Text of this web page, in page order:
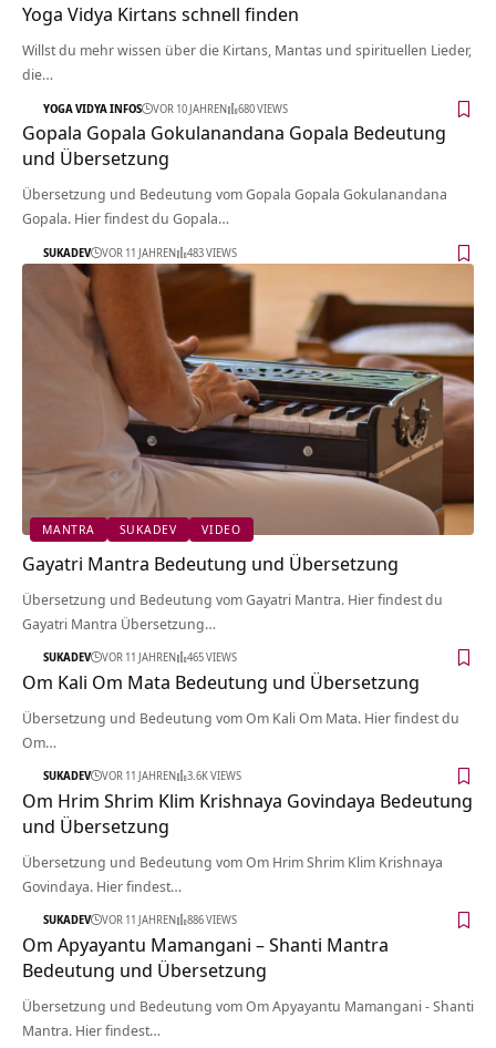
Yoga Vidya Kirtans schnell finden
Willst du mehr wissen über die Kirtans, Mantas und spirituellen Lieder,
die…
YOGA VIDYA INFOS VOR 10 JAHREN 680 VIEWS
Gopala Gopala Gokulanandana Gopala Bedeutung
und Übersetzung
Übersetzung und Bedeutung vom Gopala Gopala Gokulanandana
Gopala. Hier findest du Gopala…
SUKADEV VOR 11 JAHREN 483 VIEWS
MANTRA SUKADEV VIDEO
Gayatri Mantra Bedeutung und Übersetzung
Übersetzung und Bedeutung vom Gayatri Mantra. Hier findest du
Gayatri Mantra Übersetzung…
SUKADEV VOR 11 JAHREN 465 VIEWS
Om Kali Om Mata Bedeutung und Übersetzung
Übersetzung und Bedeutung vom Om Kali Om Mata. Hier findest du
Om…
SUKADEV VOR 11 JAHREN 3.6K VIEWS
Om Hrim Shrim Klim Krishnaya Govindaya Bedeutung
und Übersetzung
Übersetzung und Bedeutung vom Om Hrim Shrim Klim Krishnaya
Govindaya. Hier findest…
SUKADEV VOR 11 JAHREN 886 VIEWS
Om Apyayantu Mamangani – Shanti Mantra
Bedeutung und Übersetzung
Übersetzung und Bedeutung vom Om Apyayantu Mamangani - Shanti
Mantra. Hier findest…